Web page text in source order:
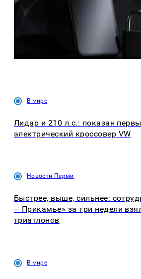
В мире
Лидар и 210 л.с.: показан
электрический кроссовер VW
Новости Перми
Быстрее, выше, сильнее:
– Прикамье» за три недели
триатлонов
В мире